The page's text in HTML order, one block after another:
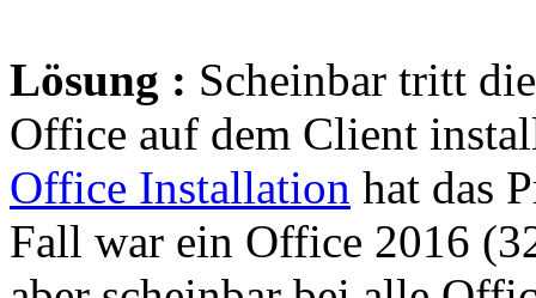
Lösung : Scheinbar tritt
Office auf dem Client
Office Installation hat das
Fall war ein Office 2016